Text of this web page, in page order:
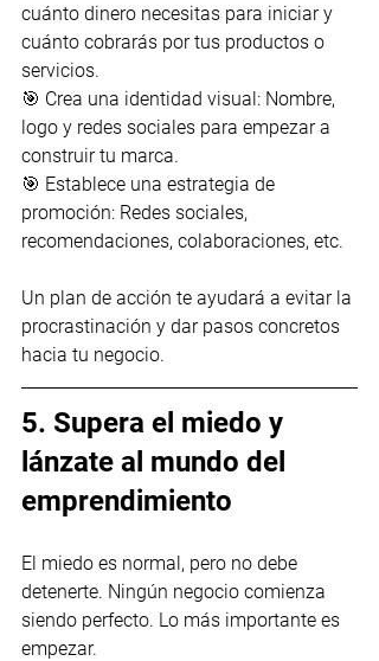
cuánto dinero necesitas para iniciar y
cuánto cobrarás por tus productos o
servicios.
🎯 Crea una identidad visual: Nombre,
logo y redes sociales para empezar a
construir tu marca.
🎯 Establece una estrategia de
promoción: Redes sociales,
recomendaciones, colaboraciones, etc.
Un plan de acción te ayudará a evitar la
procrastinación y dar pasos concretos
hacia tu negocio.
5. Supera el miedo y
lánzate al mundo del
emprendimiento
El miedo es normal, pero no debe
detenerte. Ningún negocio comienza
siendo perfecto. Lo más importante es
empezar.